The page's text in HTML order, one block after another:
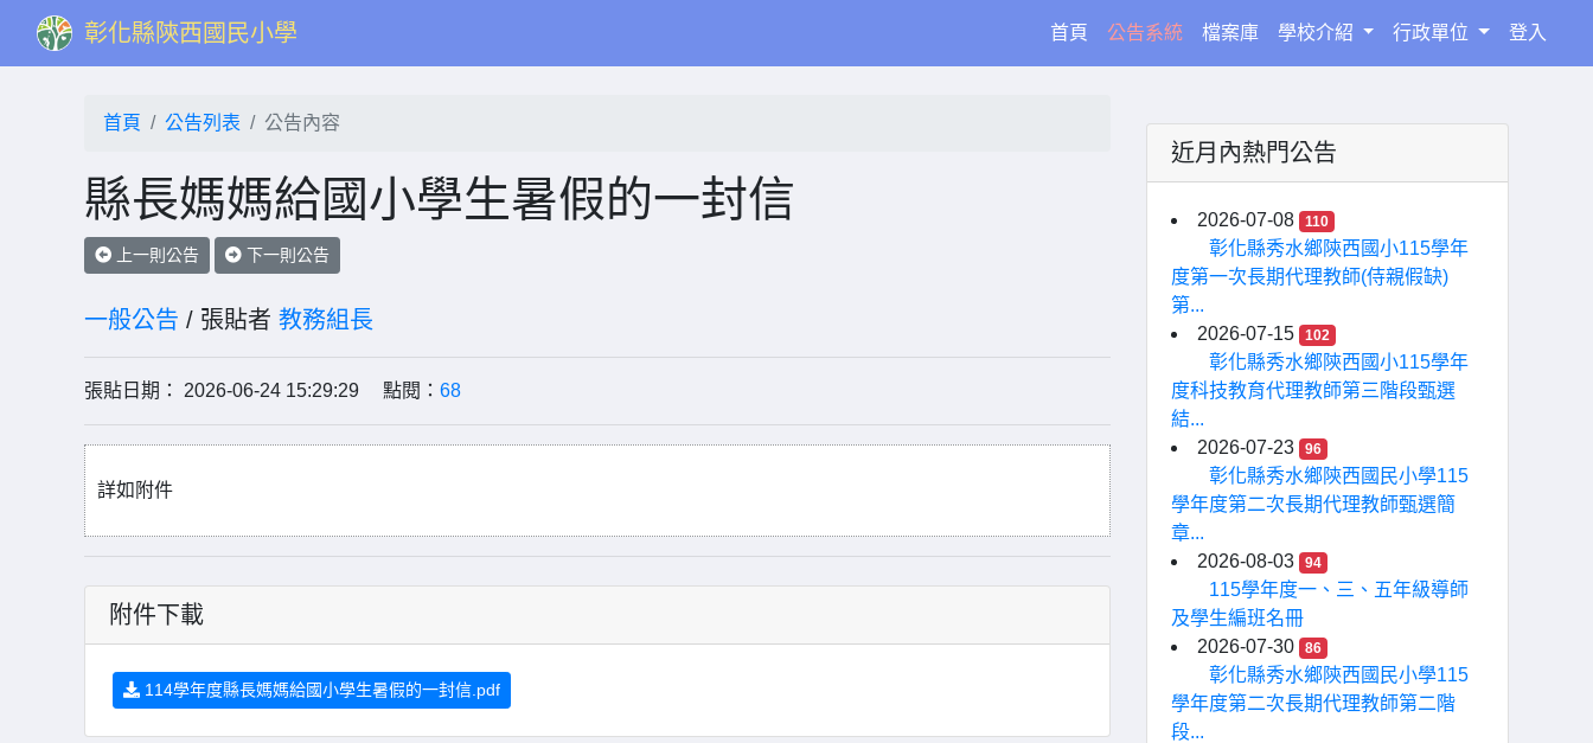
彰化縣陝西國民小學 首頁(current)
公告系統 檔案庫 學校介紹 行政單位 登入
首頁 公告列表 公告內容
縣長媽媽給國小學生暑假的一封信
上一則公告 下一則公告
一般公告 / 張貼者 教務組長
張貼日期： 2026-06-24 15:29:29 點閱： 68
詳如附件
附件下載
114學年度縣長媽媽給國小學生暑假的一封信.pdf
近月內熱門公告
2026-07-08 110
彰化縣秀水鄉陝西國小115學年
度第一次長期代理教師(侍親假缺)
第...
2026-07-15
102
彰化縣秀水鄉陝西國小115學年
度科技教育代理教師第三階段甄選
結...
2026-07-23
96
彰化縣秀水鄉陝西國民小學115
學年度第二次長期代理教師甄選簡
章...
2026-08-03
94
115學年度一、三、五年級導師
及學生編班名冊
2026-07-30
86
彰化縣秀水鄉陝西國民小學115
學年度第二次長期代理教師第二階
段...